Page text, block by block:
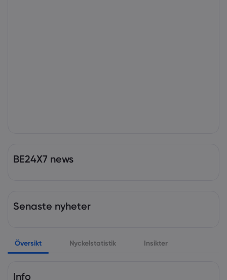
BE24X7 news
Senaste nyheter
Översikt Nyckelstatistik Insikter
Info